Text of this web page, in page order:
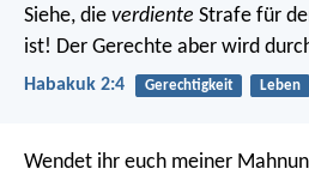
Siehe, die verdiente Strafe für
ist! Der Gerechte aber wird
Habakuk 2:4 Gerechtigkeit Leben
Wendet ihr euch meiner